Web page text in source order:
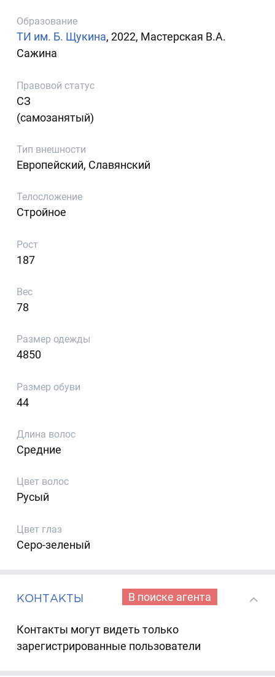
Образование
ТИ им. Б. Щукина, 2022, Мастерская В.А.
Сажина
Правовой статус
СЗ
(самозанятый)
Тип внешности
Европейский, Славянский
Телосложение
Стройное
Рост
187
Вес
78
Размер одежды
4850
Размер обуви
44
Длина волос
Средние
Цвет волос
Русый
Цвет глаз
Серо-зеленый
КОНТАКТЫ В поиске агента
Контакты могут видеть только
зарегистрированные пользователи